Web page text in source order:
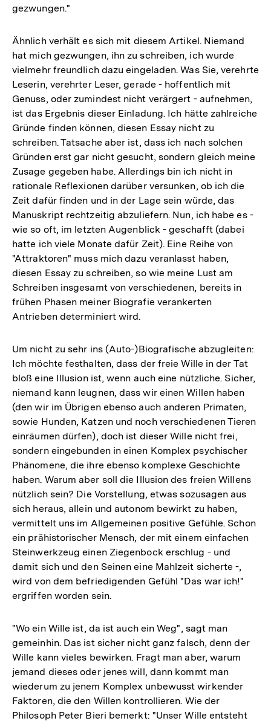
gezwungen."
Ähnlich verhält es sich mit diesem Artikel. Niemand
hat mich gezwungen, ihn zu schreiben, ich wurde
vielmehr freundlich dazu eingeladen. Was Sie, verehrte
Leserin, verehrter Leser, gerade - hoffentlich mit
Genuss, oder zumindest nicht verärgert - aufnehmen,
ist das Ergebnis dieser Einladung. Ich hätte zahlreiche
Gründe finden können, diesen Essay nicht zu
schreiben. Tatsache aber ist, dass ich nach solchen
Gründen erst gar nicht gesucht, sondern gleich meine
Zusage gegeben habe. Allerdings bin ich nicht in
rationale Reflexionen darüber versunken, ob ich die
Zeit dafür finden und in der Lage sein würde, das
Manuskript rechtzeitig abzuliefern. Nun, ich habe es -
wie so oft, im letzten Augenblick - geschafft (dabei
hatte ich viele Monate dafür Zeit). Eine Reihe von
"Attraktoren" muss mich dazu veranlasst haben,
diesen Essay zu schreiben, so wie meine Lust am
Schreiben insgesamt von verschiedenen, bereits in
frühen Phasen meiner Biografie verankerten
Antrieben determiniert wird.
Um nicht zu sehr ins (Auto-)Biografische abzugleiten:
Ich möchte festhalten, dass der freie Wille in der Tat
bloß eine Illusion ist, wenn auch eine nützliche. Sicher,
niemand kann leugnen, dass wir einen Willen haben
(den wir im Übrigen ebenso auch anderen Primaten,
sowie Hunden, Katzen und noch verschiedenen Tieren
einräumen dürfen), doch ist dieser Wille nicht frei,
sondern eingebunden in einen Komplex psychischer
Phänomene, die ihre ebenso komplexe Geschichte
haben. Warum aber soll die Illusion des freien Willens
nützlich sein? Die Vorstellung, etwas sozusagen aus
sich heraus, allein und autonom bewirkt zu haben,
vermittelt uns im Allgemeinen positive Gefühle. Schon
ein prähistorischer Mensch, der mit einem einfachen
Steinwerkzeug einen Ziegenbock erschlug - und
damit sich und den Seinen eine Mahlzeit sicherte -,
wird von dem befriedigenden Gefühl "Das war ich!"
ergriffen worden sein.
"Wo ein Wille ist, da ist auch ein Weg", sagt man
gemeinhin. Das ist sicher nicht ganz falsch, denn der
Wille kann vieles bewirken. Fragt man aber, warum
jemand dieses oder jenes will, dann kommt man
wiederum zu jenem Komplex unbewusst wirkender
Faktoren, die den Willen kontrollieren. Wie der
Philosoph Peter Bieri bemerkt: "Unser Wille entsteht